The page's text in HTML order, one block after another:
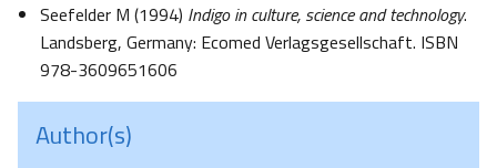
Seefelder M (1994) Indigo in culture, science and technology.
Landsberg, Germany: Ecomed Verlagsgesellschaft. ISBN
978-3609651606
Author(s)